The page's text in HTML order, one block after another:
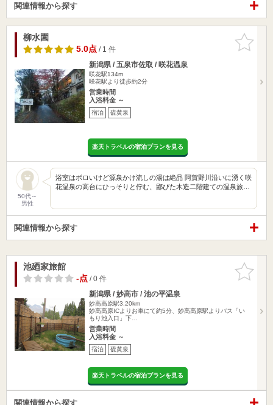
関連情報から探す
お気に入
りに追加
柳水園
5.0点/ 1 件
新潟県 / 五泉市佐取 / 咲花温泉
咲花駅134m
咲花駅より徒歩約2分
営業時間
入浴料金 ～
宿泊 硫黄泉
楽天トラベルの宿泊プランを見る
50代～
男性
浴室はボロいけど源泉かけ流しの湯は絶品 阿賀野川沿いに湧く咲
花温泉の高台にひっそりと佇む、鄙びた木造二階建ての温泉旅…
関連情報から探す
お気に入
りに追加
池廼家旅館
-点/ 0 件
新潟県 / 妙高市 / 池の平温泉
妙高高原駅3.20km
妙高高原ICよりお車にて約5分、妙高高原駅よりバス「い
もり池入口」下…
営業時間
入浴料金 ～
宿泊 硫黄泉
楽天トラベルの宿泊プランを見る
関連情報から探す